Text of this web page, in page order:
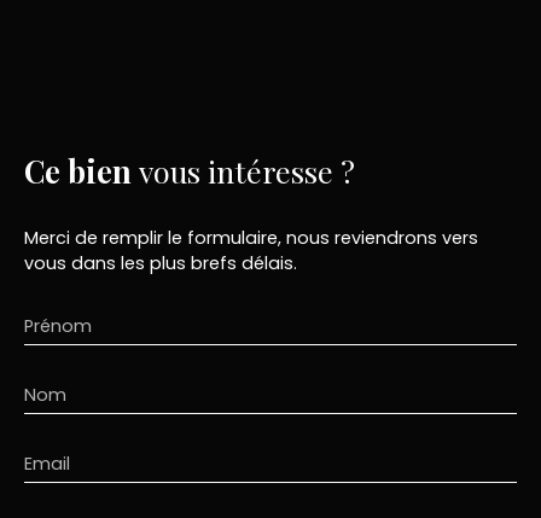
Ce bien vous intéresse ?
Merci de remplir le formulaire, nous reviendrons vers
vous dans les plus brefs délais.
Prénom
Nom
Email